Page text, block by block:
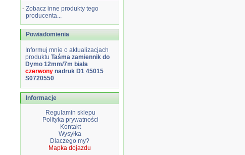
- Zobacz inne produkty tego
producenta...
Powiadomienia
Informuj mnie o aktualizacjach
produktu Taśma zamiennik do
Dymo 12mm/7m biała
czerwony nadruk D1 45015
S0720550
Informacje
Regulamin sklepu
Polityka prywatności
Kontakt
Wysyłka
Dlaczego my?
Mapka dojazdu